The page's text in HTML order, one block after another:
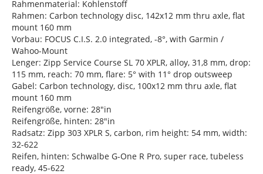
Rahmenmaterial: Kohlenstoff
Rahmen: Carbon technology disc, 142x12 mm thru axle, flat
mount 160 mm
Vorbau: FOCUS C.I.S. 2.0 integrated, -8°, with Garmin /
Wahoo-Mount
Lenger: Zipp Service Course SL 70 XPLR, alloy, 31,8 mm, drop:
115 mm, reach: 70 mm, flare: 5° with 11° drop outsweep
Gabel: Carbon technology, disc, 100x12 mm thru axle, flat
mount 160 mm
Reifengröße, vorne: 28"in
Reifengröße, hinten: 28"in
Radsatz: Zipp 303 XPLR S, carbon, rim height: 54 mm, width:
32-622
Reifen, hinten: Schwalbe G-One R Pro, super race, tubeless
ready, 45-622